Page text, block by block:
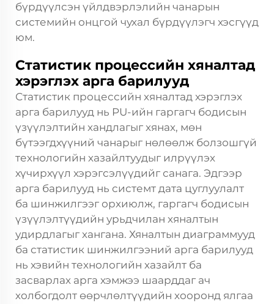
бүрдүүлсэн үйлдвэрлэлийн чанарын
системийн онцгой чухал бүрдүүлэгч хэсгүүд
юм.
Статистик процессийн хяналтад
хэрэглэх арга барилууд
Статистик процессийн хяналтад хэрэглэх
арга барилууд нь PU-ийн гаргагч бодисын
үзүүлэлтийн хандлагыг хянах, мөн
бүтээгдхүүний чанарыг нөлөөлж болзошгүй
технологийн хазайлтуудыг илрүүлэх
хүчирхүүл хэрэгсэлүүдийг санага. Эдгээр
арга барилууд нь системт дата цуглуулалт
ба шинжилгээг орхиюлж, гаргагч бодисын
үзүүлэлтүүдийн урьдчилан хяналтын
удирдлагыг хангана. Хяналтын диаграммууд
ба статистик шинжилгээний арга барилууд
нь хэвийн технологийн хазайлт ба
засварлах арга хэмжээ шаарддаг ач
холбогдолт өөрчлөлтүүдийн хооронд ялгаа